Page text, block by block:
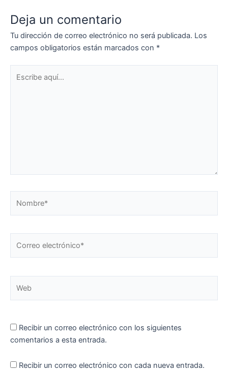
Deja un comentario
Tu dirección de correo electrónico no será publicada. Los
campos obligatorios están marcados con *
aquí...
Recibir un correo electrónico con los siguientes
comentarios a esta entrada.
Recibir un correo electrónico con cada nueva entrada.